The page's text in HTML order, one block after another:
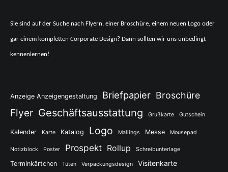
Sie sind auf der Suche nach Flyern, einer Broschüre, einem neuen Logo oder
gar einem kompletten Corporate Design? Dann sollten wir uns unbedingt
kennenlernen!
Anzeige Anzeigengestaltung Briefpapier Broschüre
Flyer Geschäftsausstattung Grußkarte Gutschein
Kalender Karte Katalog Logo Mailings Messe Mousepad
Notizblock Poster Prospekt Rollup Schreibunterlage
Terminkärtchen Tüten Verpackungsdesign Visitenkarte